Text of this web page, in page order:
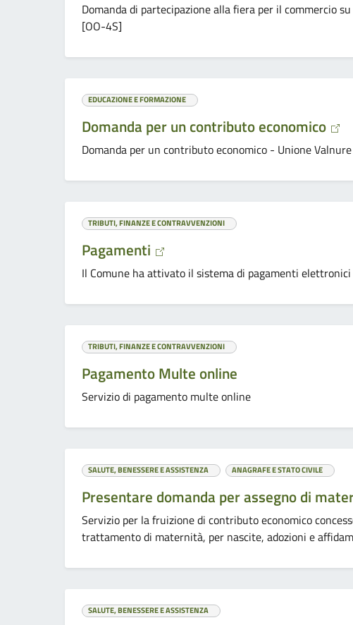
Domanda di partecipazione alla fiera per il commercio
[OO-4S]
EDUCAZIONE E FORMAZIONE
Domanda per un contributo economico
Domanda per un contributo economico - Unione
TRIBUTI, FINANZE E CONTRAVVENZIONI
Pagamenti
Il Comune ha attivato il sistema di pagamenti
TRIBUTI, FINANZE E CONTRAVVENZIONI
Pagamento Multe online
Servizio di pagamento multe online
SALUTE, BENESSERE E ASSISTENZA ANAGRAFE E STATO CIVILE
Presentare domanda per assegno di
Servizio per la fruizione di contributo economico
trattamento di maternità, per nascite, adozioni e
SALUTE, BENESSERE E ASSISTENZA